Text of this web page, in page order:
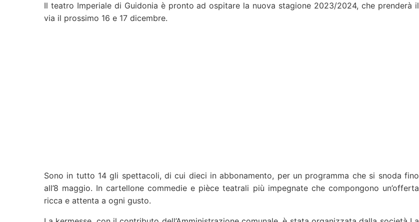
Il teatro Imperiale di Guidonia è pronto ad ospitare la nuova stagione 2023/2024, che prenderà il
via il prossimo 16 e 17 dicembre.
Sono in tutto 14 gli spettacoli, di cui dieci in abbonamento, per un programma che si snoda fino
all’8 maggio. In cartellone commedie e pièce teatrali più impegnate che compongono un’offerta
ricca e attenta a ogni gusto.